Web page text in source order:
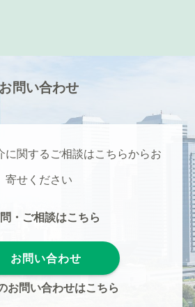
問い合わせ
に関するご相談はこちらからお
寄せください
・ご相談はこちら
お問い合わせ
お問い合わせはこちら